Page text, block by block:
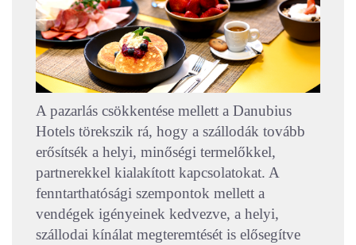
A pazarlás csökkentése mellett a Danubius
Hotels törekszik rá, hogy a szállodák tovább
erősítsék a helyi, minőségi termelőkkel,
partnerekkel kialakított kapcsolatokat. A
fenntarthatósági szempontok mellett a
vendégek igényeinek kedvezve, a helyi,
szállodai kínálat megteremtését is elősegítve